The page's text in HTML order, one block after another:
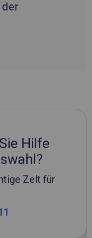
Hilfe
Zelt für